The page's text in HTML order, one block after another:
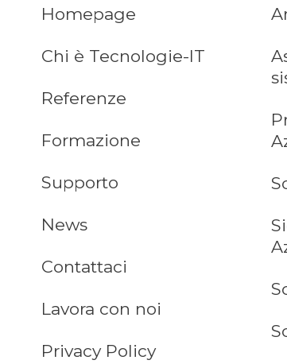
Homepage
Chi è Tecnologie-IT
Referenze
Formazione
Supporto
News
Contattaci
Lavora con noi
Privacy Policy